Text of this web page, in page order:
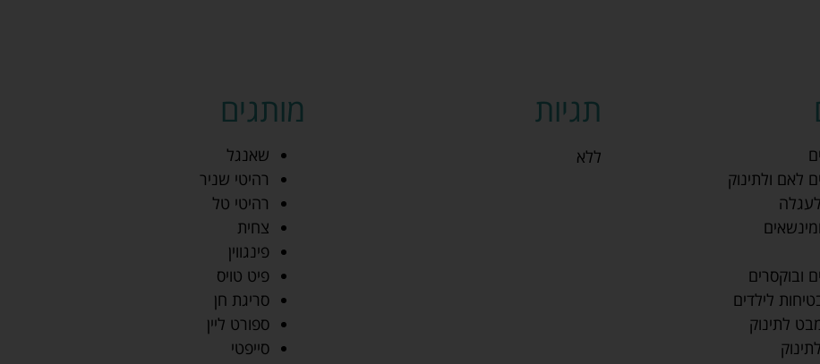
לאם ולתינוק
ובוקסרים
לילדים
לתינוק
תגיות
ללא
מותגים
שאנגל
רהיטי שניר
רהיטי טל
צחית
פינגווין
פיט טויס
סריגת חן
ספורט ליין
סייפטי